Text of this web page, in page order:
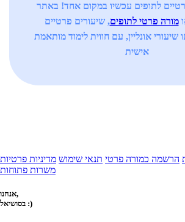
לתופים עכשיו במקום אחד! באתר
מורה פרטי לתופים, שיעורים פרטיים
שיעורי אונליין, עם חווית לימוד מותאמת
אישית
הרשמה כמורה פרטי תנאי שימוש מדיניות פרטיות
משרות פתוחות
אנחנו,
בסושיאל :)